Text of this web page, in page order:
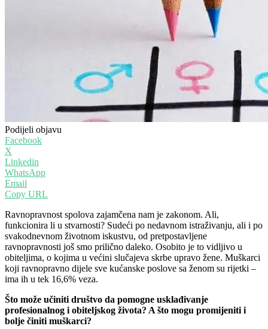
Podijeli objavu
Facebook
X
Linkedin
WhatsApp
Email
Copy URL
Ravnopravnost spolova zajamčena nam je zakonom. Ali,
funkcionira li u stvarnosti? Sudeći po nedavnom istraživanju, ali i po
svakodnevnom životnom iskustvu, od pretpostavljene
ravnopravnosti još smo prilično daleko. Osobito je to vidljivo u
obiteljima, o kojima u većini slučajeva skrbe upravo žene. Muškarci
koji ravnopravno dijele sve kućanske poslove sa ženom su rijetki –
ima ih u tek 16,6% veza.
Što može učiniti društvo da pomogne usklađivanje
profesionalnog i obiteljskog života? A što mogu promijeniti i
bolje činiti muškarci?